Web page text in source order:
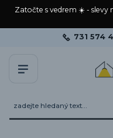
Zatočte s vedrem ☀️ - slevy
731 574